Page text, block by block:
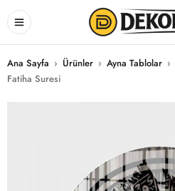
Ana Sayfa › Ürünler › Ayna Tablolar ›
Fatiha Suresi